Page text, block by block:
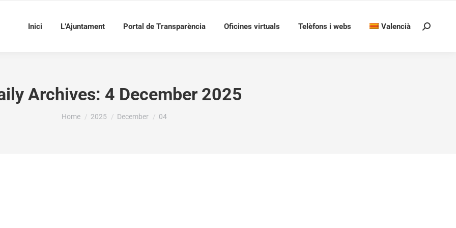
Inici L’Ajuntament Portal de Transparència Oficines virtuals Telèfons i webs Valencià Search:
Archives: 4 December 2025
You are here:
Home 2025 December 04